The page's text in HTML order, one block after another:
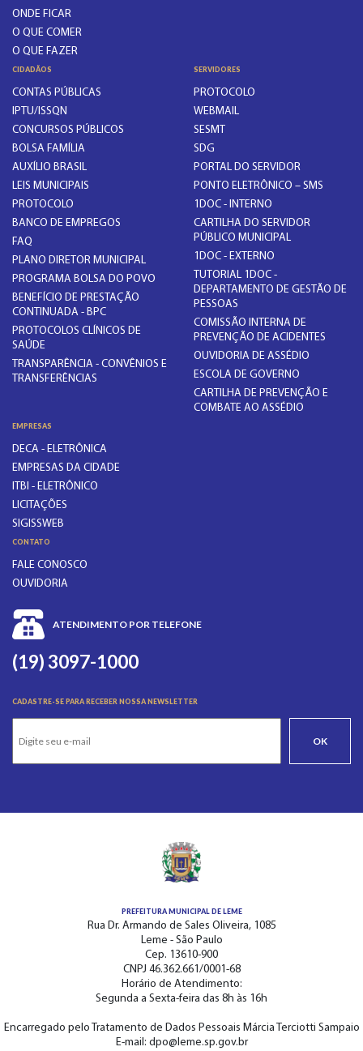
ONDE FICAR
O QUE COMER
O QUE FAZER
CIDADÃOS
CONTAS PÚBLICAS
IPTU/ISSQN
CONCURSOS PÚBLICOS
BOLSA FAMÍLIA
AUXÍLIO BRASIL
LEIS MUNICIPAIS
PROTOCOLO
BANCO DE EMPREGOS
FAQ
PLANO DIRETOR MUNICIPAL
PROGRAMA BOLSA DO POVO
BENEFÍCIO DE PRESTAÇÃO
CONTINUADA - BPC
PROTOCOLOS CLÍNICOS DE
SAÚDE
TRANSPARÊNCIA - CONVÊNIOS E
TRANSFERÊNCIAS
SERVIDORES
PROTOCOLO
WEBMAIL
SESMT
SDG
PORTAL DO SERVIDOR
PONTO ELETRÔNICO – SMS
1DOC - INTERNO
CARTILHA DO SERVIDOR
PÚBLICO MUNICIPAL
1DOC - EXTERNO
TUTORIAL 1DOC -
DEPARTAMENTO DE GESTÃO DE
PESSOAS
COMISSÃO INTERNA DE
PREVENÇÃO DE ACIDENTES
OUVIDORIA DE ASSÉDIO
ESCOLA DE GOVERNO
CARTILHA DE PREVENÇÃO E
COMBATE AO ASSÉDIO
EMPRESAS
DECA - ELETRÔNICA
EMPRESAS DA CIDADE
ITBI - ELETRÔNICO
LICITAÇÕES
SIGISSWEB
CONTATO
FALE CONOSCO
OUVIDORIA
ATENDIMENTO POR TELEFONE
(19) 3097-1000
CADASTRE-SE PARA RECEBER NOSSA NEWSLETTER
OK
PREFEITURA MUNICIPAL DE LEME
Rua Dr. Armando de Sales Oliveira, 1085
Leme - São Paulo
Cep. 13610-900
CNPJ 46.362.661/0001-68
Horário de Atendimento:
Segunda a Sexta-feira das 8h às 16h
Encarregado pelo Tratamento de Dados Pessoais Márcia Terciotti Sampaio
E-mail: dpo@leme.sp.gov.br